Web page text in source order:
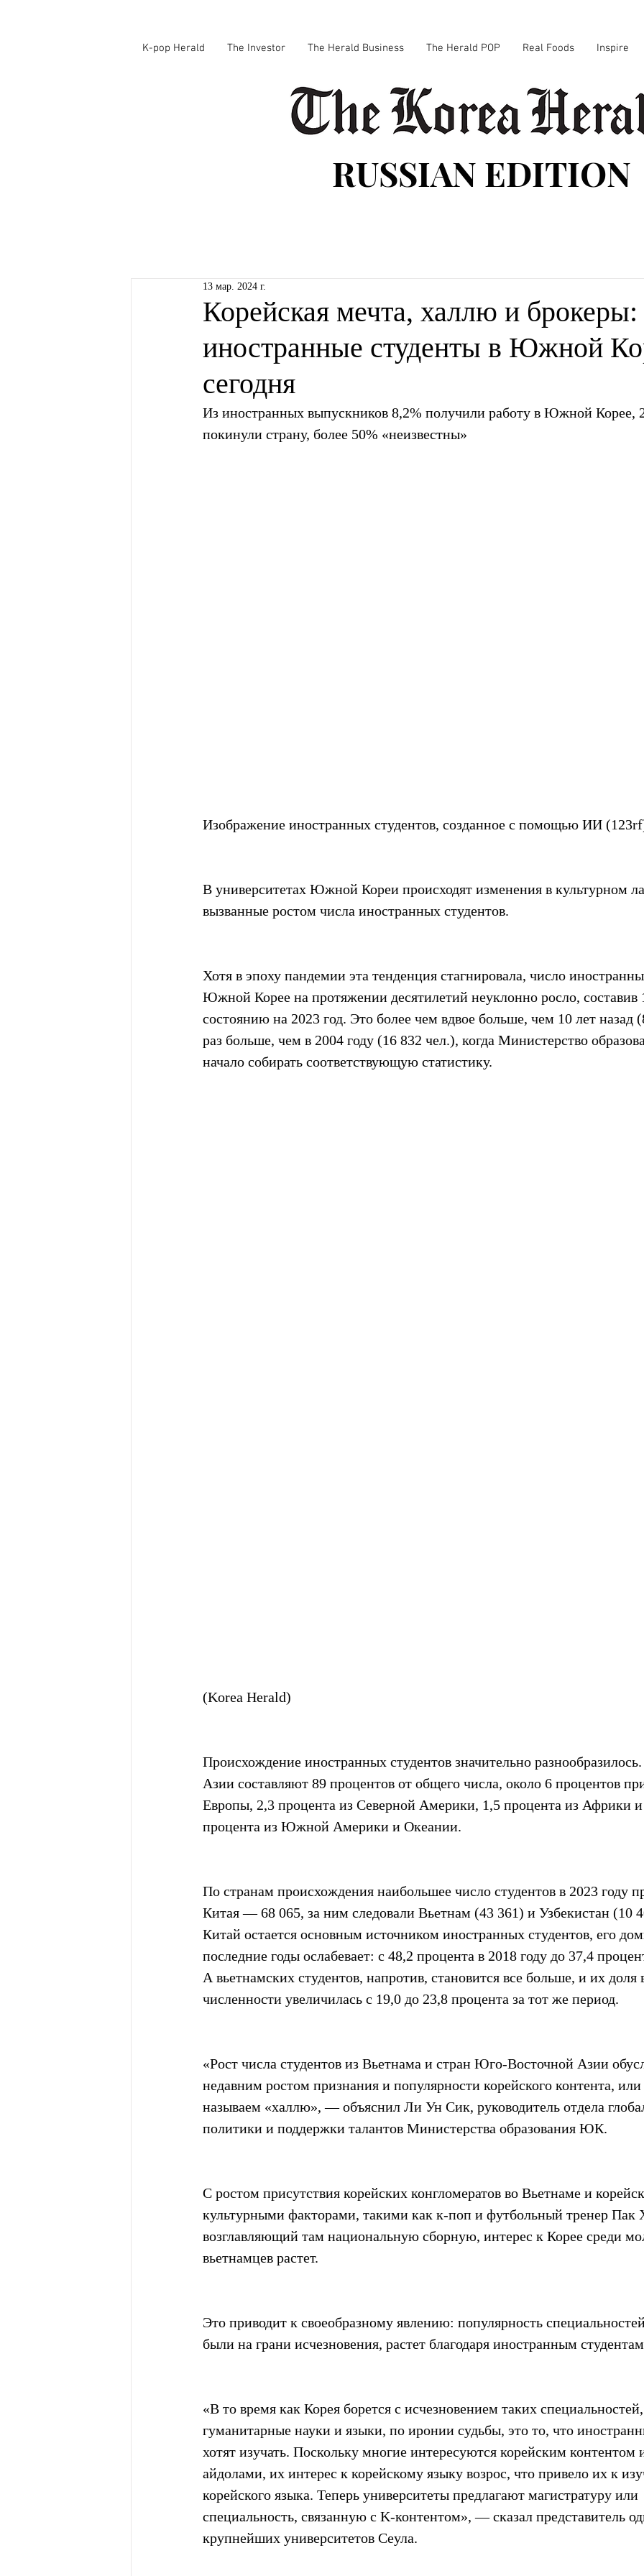
K-pop Herald The Investor The Herald Business The Herald POP Real Foods Inspire
RUSSIAN EDITION
Корейская мечта, халлю и брокеры:
иностранные студенты в Южной
сегодня
13 мар. 2024 г.
Из иностранных выпускников 8,2% получили работу в Южной Корее,
покинули страну, более 50% «неизвестны»
Изображение иностранных студентов, созданное с помощью ИИ
В университетах Южной Кореи происходят изменения в культурном
вызванные ростом числа иностранных студентов.
Хотя в эпоху пандемии эта тенденция стагнировала, число
Южной Корее на протяжении десятилетий неуклонно росло, составив
состоянию на 2023 год. Это более чем вдвое больше, чем 10 лет назад
раз больше, чем в 2004 году (16 832 чел.), когда Министерство
начало собирать соответствующую статистику.
(Korea Herald)
Происхождение иностранных студентов значительно
Азии составляют 89 процентов от общего числа, около 6 процентов
Европы, 2,3 процента из Северной Америки, 1,5 процента из Африки и
процента из Южной Америки и Океании.
По странам происхождения наибольшее число студентов в 2023 году
Китая — 68 065, за ним следовали Вьетнам (43 361) и Узбекистан (10
Китай остается основным источником иностранных студентов, его
последние годы ослабевает: с 48,2 процента в 2018 году до 37,4
А вьетнамских студентов, напротив, становится все больше, и их доля
численности увеличилась с 19,0 до 23,8 процента за тот же период.
«Рост числа студентов из Вьетнама и стран Юго-Восточной Азии
недавним ростом признания и популярности корейского контента,
называем «халлю», — объяснил Ли Ун Сик, руководитель отдела
политики и поддержки талантов Министерства образования ЮК.
С ростом присутствия корейских конгломератов во Вьетнаме и
культурными факторами, такими как к-поп и футбольный тренер Пак
возглавляющий там национальную сборную, интерес к Корее среди
вьетнамцев растет.
Это приводит к своеобразному явлению: популярность
были на грани исчезновения, растет благодаря иностранным
«В то время как Корея борется с исчезновением таких
гуманитарные науки и языки, по иронии судьбы, это то, что
хотят изучать. Поскольку многие интересуются корейским контентом
айдолами, их интерес к корейскому языку возрос, что привело их к
корейского языка. Теперь университеты предлагают магистратуру или
специальность, связанную с K-контентом», — сказал представитель
крупнейших университетов Сеула.